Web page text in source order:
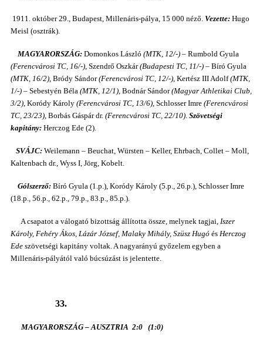
1911. október 29., Budapest, Millenáris-pálya, 15 000 néző. Vezette: Hugo
Meisl (osztrák).
MAGYARORSZÁG: Domonkos László (MTK, 12/-) – Rumbold Gyula
(Ferencvárosi TC, 16/-), Szendrő Oszkár(Budapesti TC, 11/-) – Bíró Gyula
(MTK, 16/2), Bródy Sándor(Ferencvárosi TC, 12/-), Kertész III Adolf(MTK,
1/-) – Sebestyén Béla (MTK, 12/1), Bodnár Sándor(Magyar Athletikai Club,
3/2), Koródy Károly (Ferencvárosi TC, 13/6), Schlosser Imre (Ferencvárosi
TC, 23/23), Borbás Gáspár dr. (Ferencvárosi TC, 22/10). Szövetségi
kapitány: Herczog Ede (2).
SVÁJC: Weilemann – Beuchat, Würsten – Keller, Ehrbach, Collet – Moll,
Kaltenbach dr., Wyss I, Jörg, Kobelt.
Gólszerző: Bíró Gyula (1.p.), Koródy Károly (5.p., 26.p.), Schlosser Imre
(18.p., 56.p., 62.p., 79.p., 83.p., 85.p.).
A csapatot a válogató bizottság állította össze, melynek tagjai, Iszer
Károly, Fehéry Ákos, Lázár József, Malaky Mihály, Szüsz Hugó és Herczog
Ede szövetségi kapitány voltak. A nagyarányú győzelem egyben a
Millenáris-pályától való búcsúzást is jelentette.
33.
MAGYARORSZÁG – AUSZTRIA 2:0 (1:0)